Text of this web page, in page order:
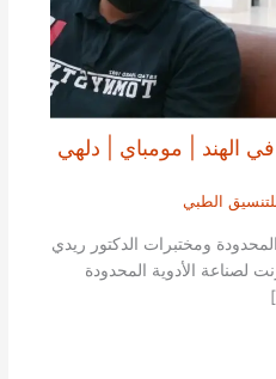
في الهند | مومباي | دلهي
الطبي
ومختبرات الدكتور ريدي
لصناعة الأدوية المحدودة